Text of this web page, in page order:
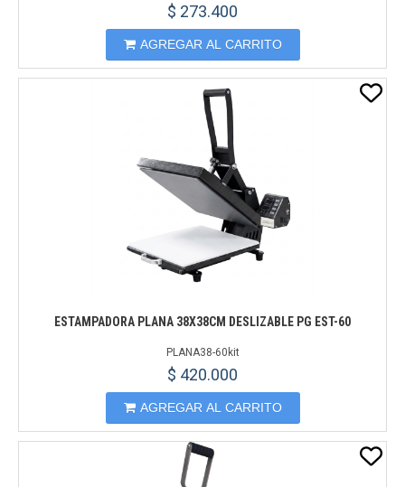
$ 273.400
AGREGAR AL CARRITO
ESTAMPADORA PLANA 38X38CM DESLIZABLE PG EST-60
PLANA38-60kit
$ 420.000
AGREGAR AL CARRITO